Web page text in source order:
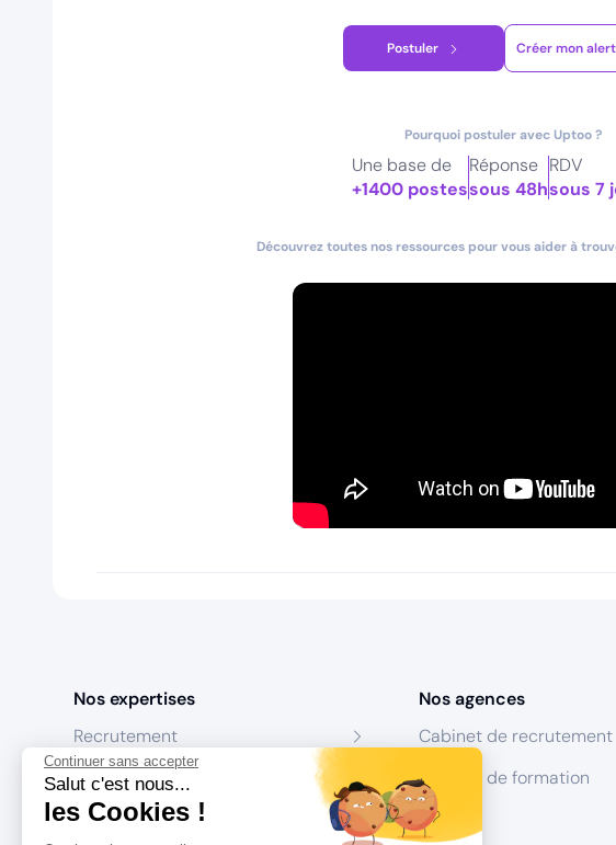
Continuer sans accepter
Salut c'est nous...
les Cookies !
Postuler Créer mon
Pourquoi postuler avec Uptoo ?
Une base de
+1400 postes
Réponse
sous 48h
RDV
sous 7
Découvrez toutes nos ressources pour vous aider à
Nos expertises
Recrutement
Formation
Coaching
Nos agences
Cabinet de recrutement
Centres de formation